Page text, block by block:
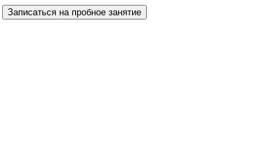
Записаться на пробное занятие